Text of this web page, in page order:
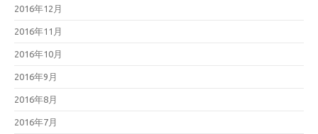
2016年12月
2016年11月
2016年10月
2016年9月
2016年8月
2016年7月